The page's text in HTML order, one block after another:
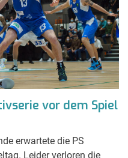
vor dem Spiel
erwartete die PS
Leider verloren die